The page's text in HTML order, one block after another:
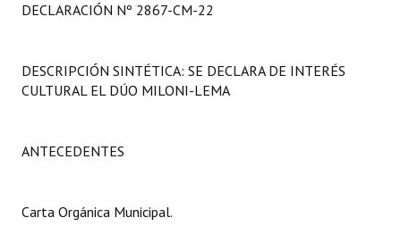
LEGISLACIÓN
Constitución Provincial
Reglamento Interno
DECLARACIÓN Nº 2867-CM-22
DESCRIPCIÓN SINTÉTICA: SE DECLARA DE INTERÉS
CULTURAL EL DÚO MILONI-LEMA
ANTECEDENTES
Carta Orgánica Municipal.